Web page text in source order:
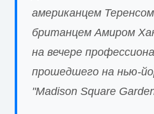
американцем
британцем Амиром
на вечере
прошедшего на нью-
"Madison Square